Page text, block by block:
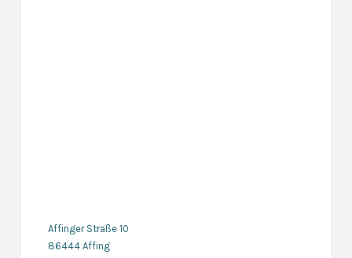
Affinger Straße 10
86444 Affing